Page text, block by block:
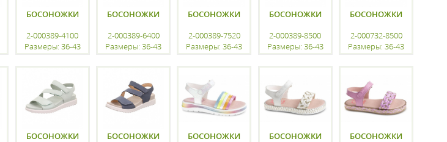
БОСОНОЖКИ
2-000389-4100
Размеры: 36-43
БОСОНОЖКИ
2-000389-6400
Размеры: 36-43
БОСОНОЖКИ
2-000389-7520
Размеры: 36-43
БОСОНОЖКИ
2-000389-8500
Размеры: 36-43
БОСОНОЖКИ
2-000732-8500
Размеры: 36-43
БОСОНОЖКИ
БОСОНОЖКИ
БОСОНОЖКИ
БОСОНОЖКИ
БОСОНОЖКИ